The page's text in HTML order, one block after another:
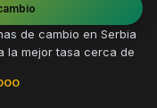
de cambio en Serbia
la mejor tasa cerca de